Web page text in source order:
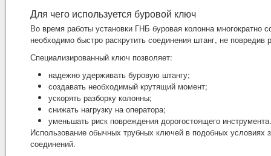
Для чего используется буровой ключ
Во время работы установки ГНБ буровая колонна многократно
необходимо быстро раскрутить соединения штанг, не
Специализированный ключ позволяет:
надежно удерживать буровую штангу;
создавать необходимый крутящий момент;
ускорять разборку колонны;
снижать нагрузку на оператора;
уменьшать риск повреждения дорогостоящего инструмента.
Использование обычных трубных ключей в подобных условиях
соединений.